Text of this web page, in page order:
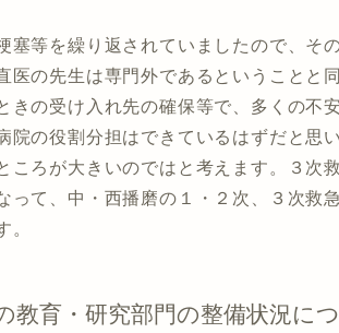
塞等を繰り返されていましたので、そ
医の先生は専門外であるということと
きの受け入れ先の確保等で、多くの不
院の役割分担はできているはずだと思
ころが大きいのではと考えます。３次
って、中・西播磨の１・２次、３次救
。
育・研究部門の整備状況に